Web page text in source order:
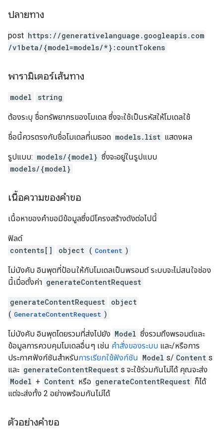
ปลายทาง
post https: / /generativelanguage.googleapis.com
/v1beta/{model=models/*}:countTokens
พารามิเตอร์เส้นทาง
model string
ต้องระบุ ชื่อทรัพยากรของโมเดล ซึ่งจะใช้เป็นรหัสให้โมเดลใช้
ชื่อนี้ควรตรงกับชื่อโมเดลที่เมธอด models.list แสดงผล
รูปแบบ: models/{model} ซึ่งจะอยู่ในรูปแบบ
models/{model}
เนื้อความของคำขอ
เนื้อหาของคำขอมีข้อมูลซึ่งมีโครงสร้างดังต่อไปนี้
ฟิลด์
contents[]
object ( Content )
ไม่บังคับ อินพุตที่ป้อนให้กับโมเดลเป็นพรอมต์ ระบบจะไม่สนใจช่อง
นี้เมื่อตั้งค่า generateContentRequest
generateContentRequest
object
( GenerateContentRequest )
ไม่บังคับ อินพุตโดยรวมที่ส่งไปยัง Model ซึ่งรวมถึงพรอมต์และ
ข้อมูลการควบคุมโมเดลอื่นๆ เช่น คำสั่งของระบบ และ/หรือการ
ประกาศฟังก์ชันสำหรับการเรียกใช้ฟังก์ชัน Model s/ Content s
และ generateContentRequest s จะใช้ร่วมกันไม่ได้ คุณจะส่ง
Model + Content หรือ generateContentRequest ก็ได้
แต่จะส่งทั้ง 2 อย่างพร้อมกันไม่ได้
ตัวอย่างคำขอ